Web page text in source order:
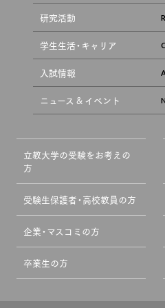
研究活動
学生生活・キャリア
入試情報
ニュース & イベント
立教大学の受験をお考えの
方
受験生保護者・高校教員の方
企業・マスコミの方
卒業生の方